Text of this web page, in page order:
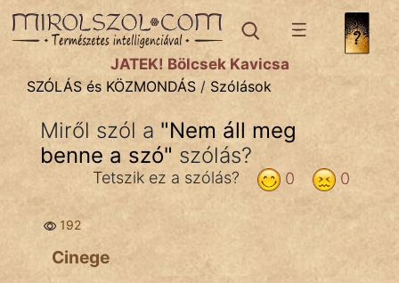
SZÓLÁS ÉS KÖZMONDÁStémák:
Bibliai
Közmondások
Szállóigék
Szóláscsoportok
JÁTÉK! Bölcsek Kavicsa
SZÓLÁS és KÖZMONDÁS / Szólások
Miről szól a "Nem áll meg
benne a szó" szólás?
0
0
Tetszik ez a szólás?
192
Cinege